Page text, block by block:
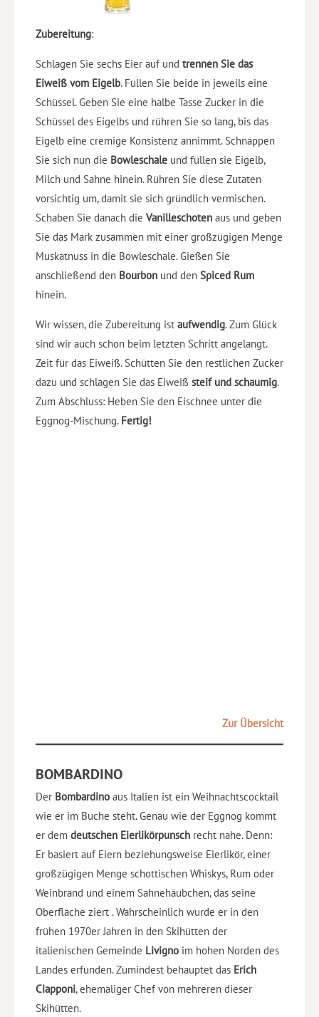
Zubereitung:
Schlagen Sie sechs Eier auf und trennen Sie das
Eiweiß vom Eigelb. Füllen Sie beide in jeweils eine
Schüssel. Geben Sie eine halbe Tasse Zucker in die
Schüssel des Eigelbs und rühren Sie so lang, bis das
Eigelb eine cremige Konsistenz annimmt. Schnappen
Sie sich nun die Bowleschale und füllen sie Eigelb,
Milch und Sahne hinein. Rühren Sie diese Zutaten
vorsichtig um, damit sie sich gründlich vermischen.
Schaben Sie danach die Vanilleschoten aus und geben
Sie das Mark zusammen mit einer großzügigen Menge
Muskatnuss in die Bowleschale. Gießen Sie
anschließend den Bourbon und den Spiced Rum
hinein.
Wir wissen, die Zubereitung ist aufwendig. Zum Glück
sind wir auch schon beim letzten Schritt angelangt.
Zeit für das Eiweiß. Schütten Sie den restlichen Zucker
dazu und schlagen Sie das Eiweiß steif und schaumig.
Zum Abschluss: Heben Sie den Eischnee unter die
Eggnog-Mischung. Fertig!
Zur Übersicht
BOMBARDINO
Der Bombardino aus Italien ist ein Weihnachtscocktail
wie er im Buche steht. Genau wie der Eggnog kommt
er dem deutschen Eierlikörpunsch recht nahe. Denn:
Er basiert auf Eiern beziehungsweise Eierlikör, einer
großzügigen Menge schottischen Whiskys, Rum oder
Weinbrand und einem Sahnehäubchen, das seine
Oberfläche ziert . Wahrscheinlich wurde er in den
frühen 1970er Jahren in den Skihütten der
italienischen Gemeinde Livigno im hohen Norden des
Landes erfunden. Zumindest behauptet das Erich
Ciapponi, ehemaliger Chef von mehreren dieser
Skihütten.